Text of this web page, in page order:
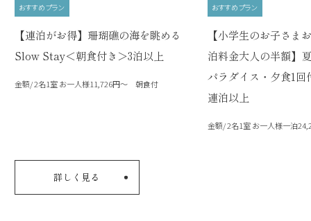
おすすめプラン
【連泊がお得】珊瑚礁の海を眺める
Slow Stay＜朝食付き＞3泊以上
金額/ 2名1室 お一人様11,726円～ 朝食付
おすすめプラン
【小学生のお子さま
泊料金大人の半額】
パラダイス・夕食1回
連泊以上
金額/ 2名1室 お一人様一泊
詳しく見る